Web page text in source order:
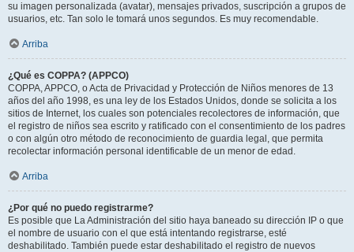
su imagen personalizada (avatar), mensajes privados, suscripción a grupos de
usuarios, etc. Tan solo le tomará unos segundos. Es muy recomendable.
Arriba
¿Qué es COPPA? (APPCO)
COPPA, APPCO, o Acta de Privacidad y Protección de Niños menores de 13
años del año 1998, es una ley de los Estados Unidos, donde se solicita a los
sitios de Internet, los cuales son potenciales recolectores de información, que
el registro de niños sea escrito y ratificado con el consentimiento de los padres
o con algún otro método de reconocimiento de guardia legal, que permita
recolectar información personal identificable de un menor de edad.
Arriba
¿Por qué no puedo registrarme?
Es posible que La Administración del sitio haya baneado su dirección IP o que
el nombre de usuario con el que está intentando registrarse, esté
deshabilitado. También puede estar deshabilitado el registro de nuevos